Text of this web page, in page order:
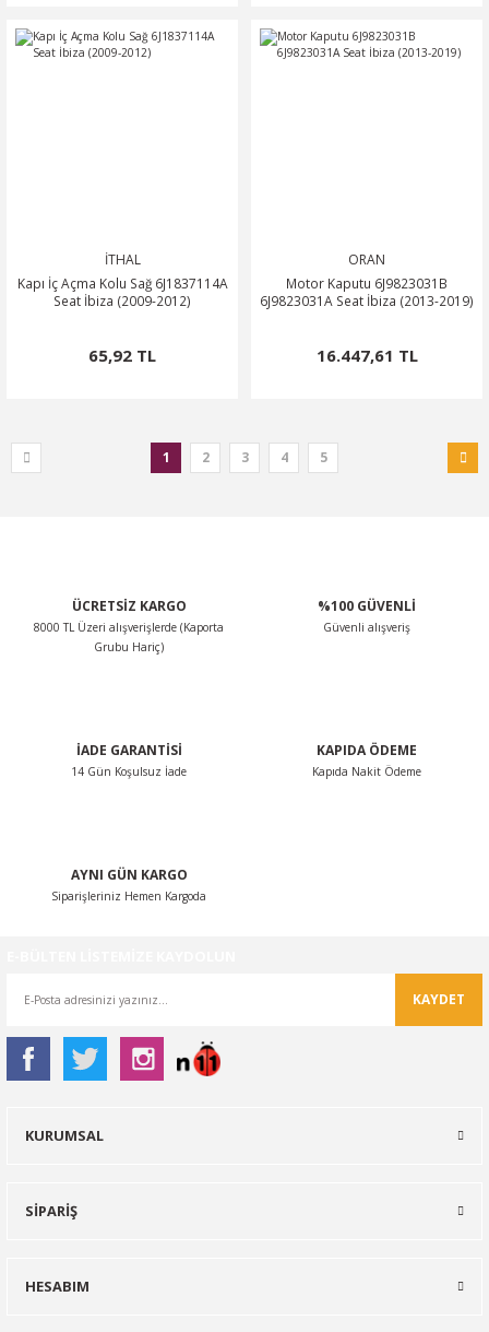
İTHAL
Kapı İç Açma Kolu Sağ 6J1837114A
Seat İbiza (2009-2012)
65,92 TL
ORAN
Motor Kaputu 6J9823031B
6J9823031A Seat İbiza (2013-2019)
16.447,61 TL
1 2 3 4 5
ÜCRETSİZ KARGO
8000 TL Üzeri alışverişlerde (Kaporta
Grubu Hariç)
%100 GÜVENLİ
Güvenli alışveriş
İADE GARANTİSİ
14 Gün Koşulsuz İade
KAPIDA ÖDEME
Kapıda Nakit Ödeme
AYNI GÜN KARGO
Siparişleriniz Hemen Kargoda
KAYDET
KURUMSAL
SİPARİŞ
HESABIM